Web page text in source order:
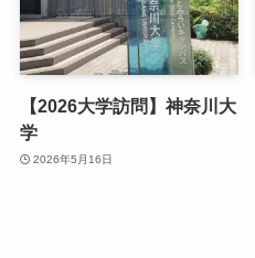
【2026大学訪問】神奈川大
学
2026年5月16日